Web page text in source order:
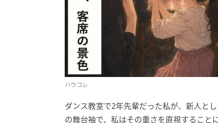
ハウコレ
ダンス教室で2年先輩だった私が、新人と
の舞台袖で、私はその重さを直視すること